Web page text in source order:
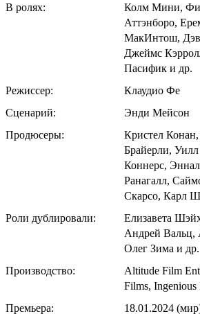
В ролях:
Колм Мини,
Аттэнборо,
МакИнтош,
Джеймс
Пасифик и др.
Режиссер:
Клаудио Фе
Сценарий:
Энди Мейсон
Продюсеры:
Кристел
Брайерли,
Коннерс,
Ранагалл,
Скарсо, Карл
Роли дублировали:
Елизавета
Андрей Вальц,
Олег Зима и др.
Производство:
Altitude Film
Films, Ingenious
Премьера:
18.01.2024